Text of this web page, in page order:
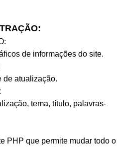
de informações do site.
de atualização.
tema, título, palavras-
PHP que permite mudar todo o